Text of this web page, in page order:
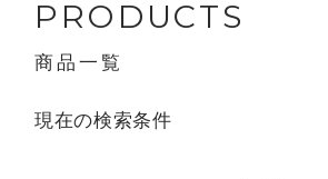
PRODUCTS
商品一覧
現在の検索条件